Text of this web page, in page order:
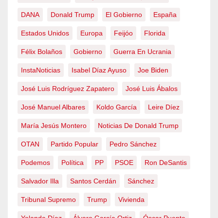
DANA Donald Trump El Gobierno España
Estados Unidos Europa Feijóo Florida
Félix Bolaños Gobierno Guerra En Ucrania
InstaNoticias Isabel Díaz Ayuso Joe Biden
José Luis Rodríguez Zapatero José Luis Ábalos
José Manuel Albares Koldo García Leire Díez
María Jesús Montero Noticias De Donald Trump
OTAN Partido Popular Pedro Sánchez
Podemos Política PP PSOE Ron DeSantis
Salvador Illa Santos Cerdán Sánchez
Tribunal Supremo Trump Vivienda